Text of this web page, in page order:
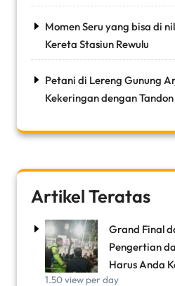
Momen Seru yang bisa di
Kereta Stasiun Rewulu
Petani di Lereng Gunung
Kekeringan dengan
Artikel Teratas
Grand Final
Pengertian
Harus Anda
1.50 view per day